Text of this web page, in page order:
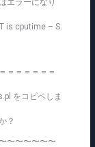
is cputime – S.
＝＝＝＝＝＝
をコピペしま
？
〜〜〜〜〜〜